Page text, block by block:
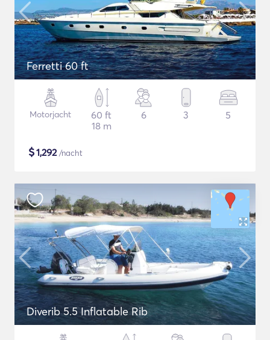
Ferretti 60 ft
Motorjacht
60 ft
18 m
6 3 5
$1,292/nacht
Diverib 5.5 Inflatable Rib